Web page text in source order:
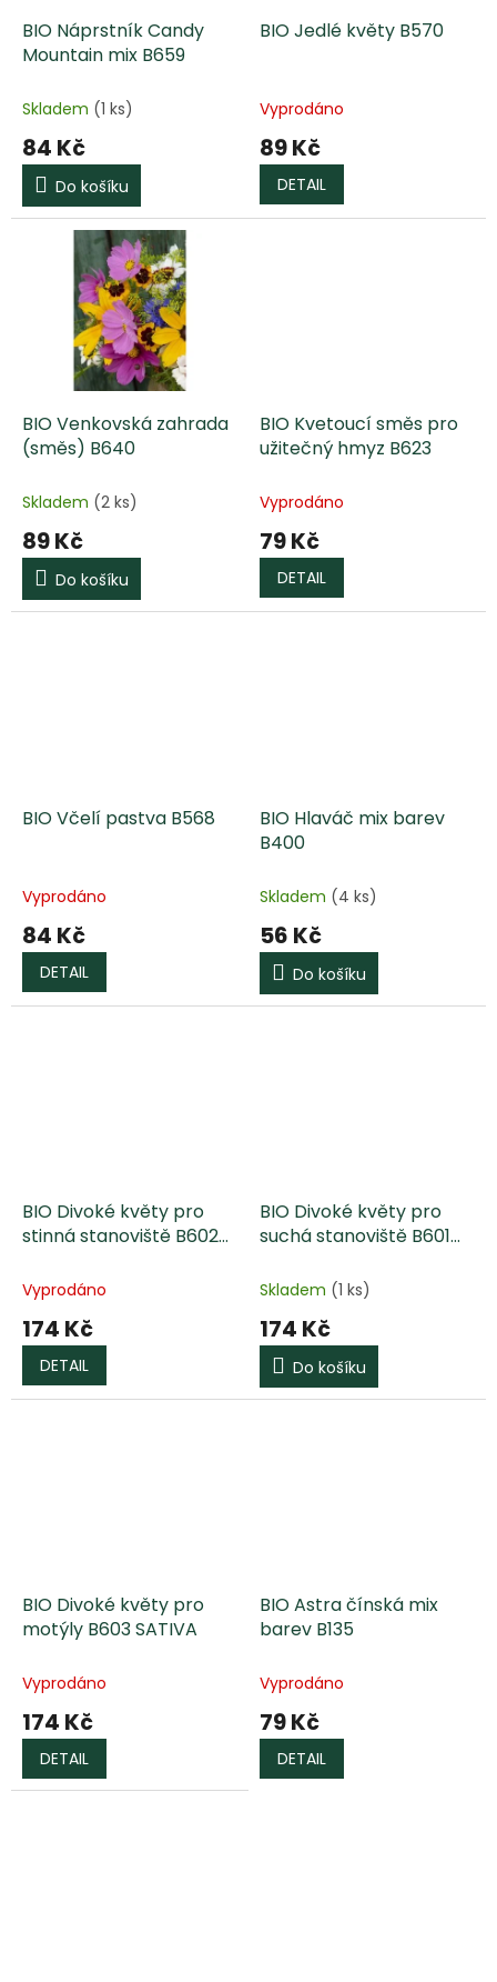
o
dBIO Náprstník Candy
Mountain mix B659
Skladem (1 ks)
84 Kč
Do košíku
BIO Jedlé květy B570
Vyprodáno
89 Kč
DETAIL
BIO Venkovská zahrada
(směs) B640
Skladem (2 ks)
89 Kč
Do košíku
BIO Kvetoucí směs pro
užitečný hmyz B623
Vyprodáno
79 Kč
DETAIL
BIO Včelí pastva B568
Vyprodáno
84 Kč
DETAIL
BIO Hlaváč mix barev
B400
Skladem (4 ks)
56 Kč
Do košíku
BIO Divoké květy pro
stinná stanoviště B602
Vyprodáno
174 Kč
DETAIL
BIO Divoké květy pro
suchá stanoviště B601
Skladem (1 ks)
174 Kč
Do košíku
BIO Divoké květy pro
motýly B603 SATIVA
Vyprodáno
174 Kč
DETAIL
BIO Astra čínská mix
barev B135
Vyprodáno
79 Kč
DETAIL